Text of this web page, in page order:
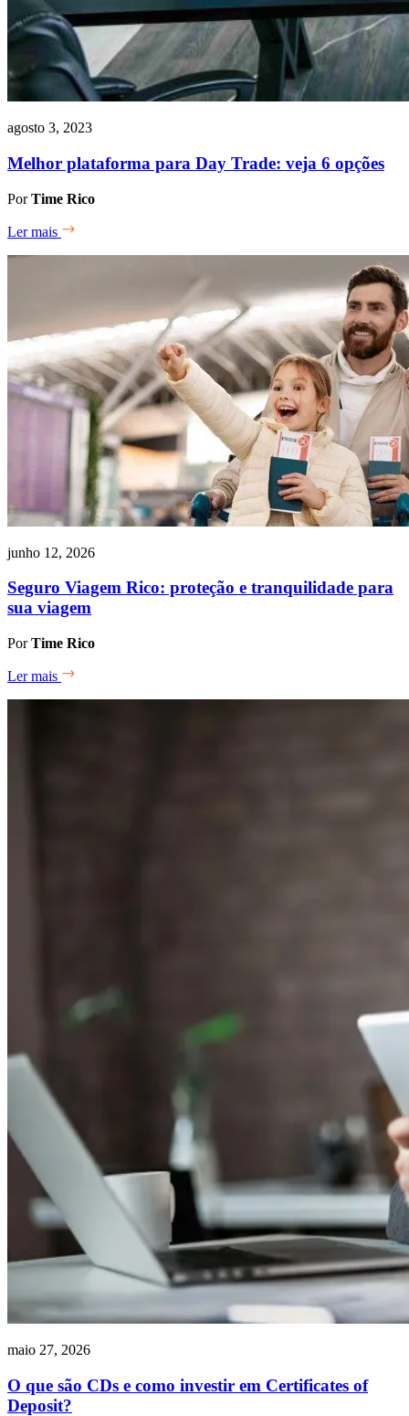
agosto 3, 2023
Melhor plataforma para Day Trade: veja 6 opções
PorTime Rico
Ler mais
junho 12, 2026
Seguro Viagem Rico: proteção e tranquilidade para
sua viagem
PorTime Rico
Ler mais
maio 27, 2026
O que são CDs e como investir em Certificates of
Deposit?